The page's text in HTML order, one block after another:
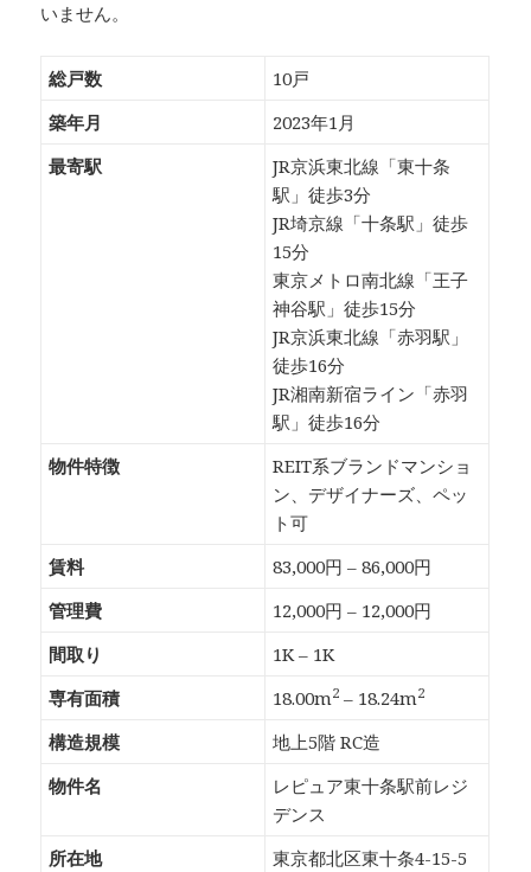
いません。
総戸数
10戸
築年月
2023年1月
最寄駅
JR京浜東北線「東十条
駅」徒歩3分
JR埼京線「十条駅」徒歩
15分
東京メトロ南北線「王子
神谷駅」徒歩15分
JR京浜東北線「赤羽駅」
徒歩16分
JR湘南新宿ライン「赤羽
駅」徒歩16分
物件特徴
REIT系ブランドマンショ
ン、デザイナーズ、ペッ
ト可
賃料
83,000円 – 86,000円
管理費
12,000円 – 12,000円
間取り
1K – 1K
専有面積
18.00m2 – 18.24m2
構造規模
地上5階 RC造
物件名
レピュア東十条駅前レジ
デンス
所在地
東京都北区東十条4-15-5